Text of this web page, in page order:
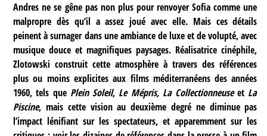
Andres ne se gêne pas non plus pour renvoyer Sofia comme une
malpropre dès qu’il a assez joué avec elle. Mais ces détails
peinent à surnager dans une ambiance de luxe et de volupté, avec
musique douce et magnifiques paysages. Réalisatrice cinéphile,
Zlotowski construit cette atmosphère à travers des références
plus ou moins explicites aux films méditerranéens des années
1960, tels que Plein Soleil, Le Mépris, La Collectionneuseet La
Piscine, mais cette vision au deuxième degré ne diminue pas
l’impact lénifiant sur les spectateurs, et apparemment sur les